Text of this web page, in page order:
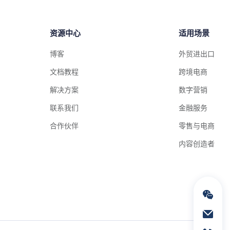
资源中心
博客
文档教程
解决方案
联系我们
合作伙伴
适用场景
外贸进出口
跨境电商
数字营销
金融服务
零售与电商
内容创造者
service@geeksend.com